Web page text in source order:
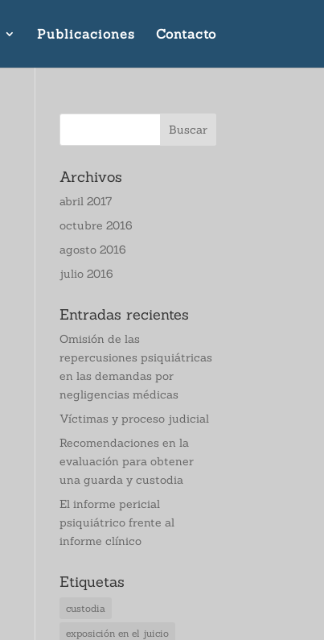
Publicaciones Contacto
Archivos
abril 2017
octubre 2016
agosto 2016
julio 2016
Entradas recientes
Omisión de las
repercusiones psiquiátricas
en las demandas por
negligencias médicas
Víctimas y proceso judicial
Recomendaciones en la
evaluación para obtener
una guarda y custodia
El informe pericial
psiquiátrico frente al
informe clínico
Etiquetas
custodia
exposición en el juicio